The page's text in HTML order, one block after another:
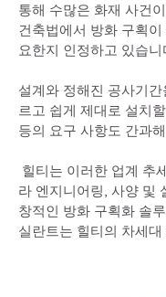
통해 수많은 화재 사건
건축법에서 방화 구획
요한지 인정하고 있습니
설계와 정해진 공사기
르고 쉽게 제대로 설치
등의 요구 사항도 간과
힐티는 이러한 업계 추
라 엔지니어링, 사양 및
창적인 방화 구획화 솔
실란트는 힐티의 차세